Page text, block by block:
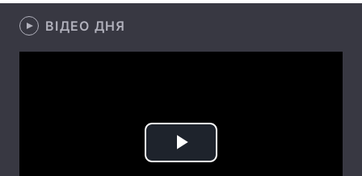
Екологія
ВІДЕО ДНЯ
Play